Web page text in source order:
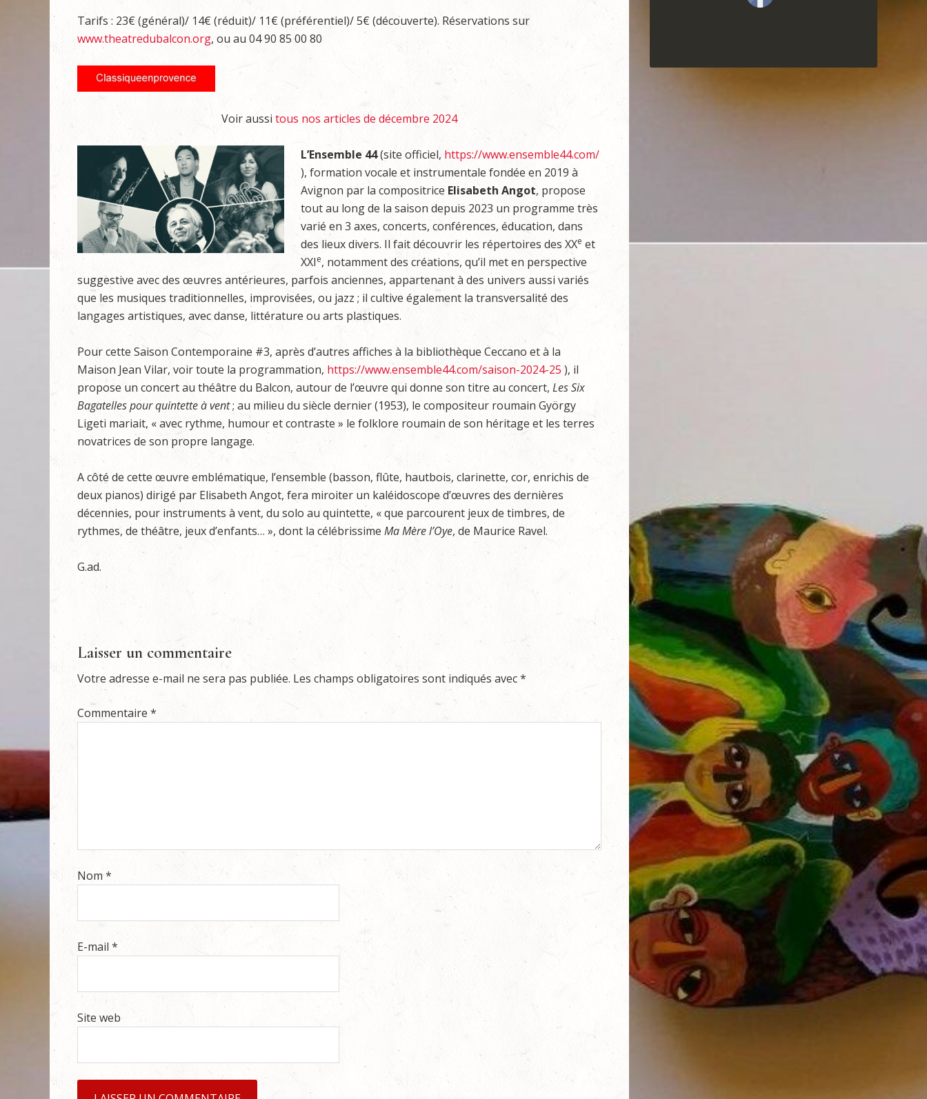
Tarifs : 23€ (général)/ 14€ (réduit)/ 11€ (préférentiel)/ 5€ (découverte). Réservations sur
www.theatredubalcon.org, ou au 04 90 85 00 80
Voir aussitous nos articles de décembre 2024
L’Ensemble 44(site officiel, https://www.ensemble44.com/
), formation vocale et instrumentale fondée en 2019 à
Avignon par la compositrice Elisabeth Angot, propose
tout au long de la saison depuis 2023 un programme très
varié en 3 axes, concerts, conférences, éducation, dans
des lieux divers. Il fait découvrir les répertoires des XXe et
XXIe, notamment des créations, qu’il met en perspective
suggestive avec des œuvres antérieures, parfois anciennes, appartenant à des univers aussi variés
que les musiques traditionnelles, improvisées, ou jazz ; il cultive également la transversalité des
langages artistiques, avec danse, littérature ou arts plastiques.
Pour cette Saison Contemporaine #3, après d’autres affiches à la bibliothèque Ceccano et à la
Maison Jean Vilar, voir toute la programmation, https://www.ensemble44.com/saison-2024-25 ), il
propose un concert au théâtre du Balcon, autour de l’œuvre qui donne son titre au concert, Les Six
Bagatelles pour quintette à vent; au milieu du siècle dernier (1953), le compositeur roumain György
Ligeti mariait, « avec rythme, humour et contraste » le folklore roumain de son héritage et les terres
novatrices de son propre langage.
A côté de cette œuvre emblématique, l’ensemble (basson, flûte, hautbois, clarinette, cor, enrichis de
deux pianos) dirigé par Elisabeth Angot, fera miroiter un kaléidoscope d’œuvres des dernières
décennies, pour instruments à vent, du solo au quintette, « que parcourent jeux de timbres, de
rythmes, de théâtre, jeux d’enfants… », dont la célébrissime Ma Mère l’Oye, de Maurice Ravel.
G.ad.
Laisser un commentaire
Votre adresse e-mail ne sera pas publiée. Les champs obligatoires sont indiqués avec*
Commentaire *
Nom*
E-mail *
Site web